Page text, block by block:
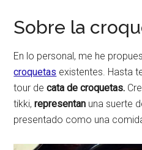
Sobre la
En lo personal, me he
croquetas existentes. Hasta
tour decata de croquetas.
tikki,representan una suerte
presentado como una